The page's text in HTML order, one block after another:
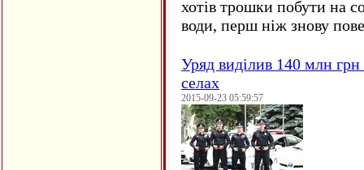
хотів трошки побути на
води, перш ніж знову
Уряд виділив 140 млн
селах
2015-09-23 05:59:57